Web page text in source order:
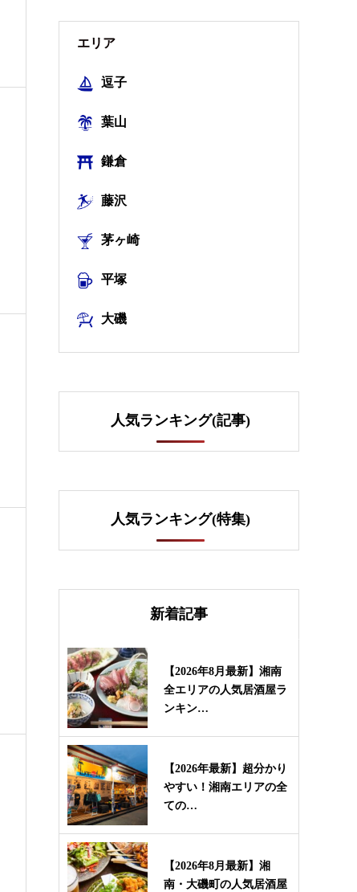
エリア
逗子
葉山
鎌倉
藤沢
茅ヶ崎
平塚
大磯
人気ランキング(記事)
人気ランキング(特集)
新着記事
【2026年8月最新】湘南
全エリアの人気居酒屋ラ
ンキン…
【2026年最新】超分かり
やすい！湘南エリアの全
ての…
【2026年8月最新】湘
南・大磯町の人気居酒屋